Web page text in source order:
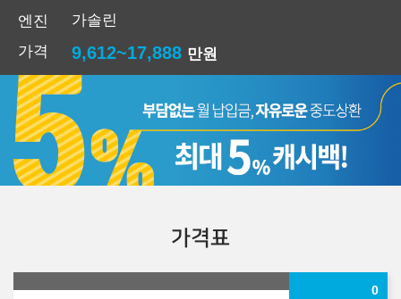
엔진
가솔린
가격
9,612~17,888 만원
가격표
0